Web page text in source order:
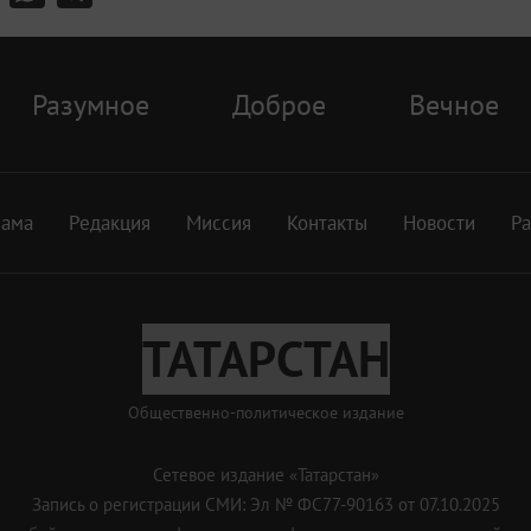
Разумное Доброе Вечное
Редакция Миссия Контакты Новости
ТАТАРСТАН
Общественно-политическое издание
Сетевое издание «Татарстан»
Запись о регистрации СМИ: Эл № ФС77-90163 от 07.10.2025